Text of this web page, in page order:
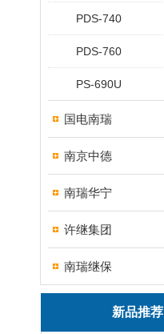
PDS-740
PDS-760
PS-690U
国电南瑞
南京中德
南瑞华宁
许继集团
南瑞继保
新品推荐